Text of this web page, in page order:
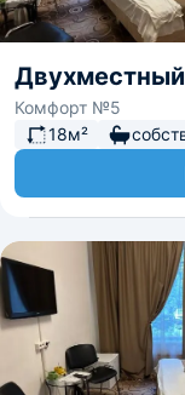
Двухместный
Комфорт №5
18м²